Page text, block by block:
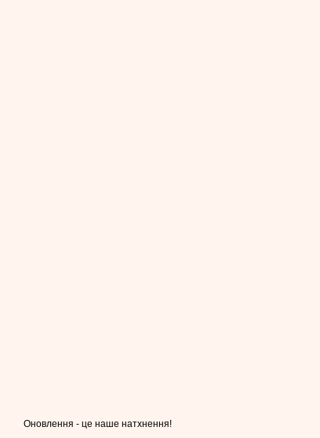
Оновлення - це наше натхнення!